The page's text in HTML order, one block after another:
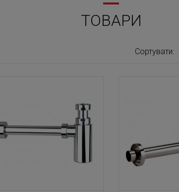
ТОВАРИ
Сортувати: